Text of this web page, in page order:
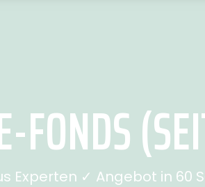
FONDS
Experten ✓ Angebot in 60